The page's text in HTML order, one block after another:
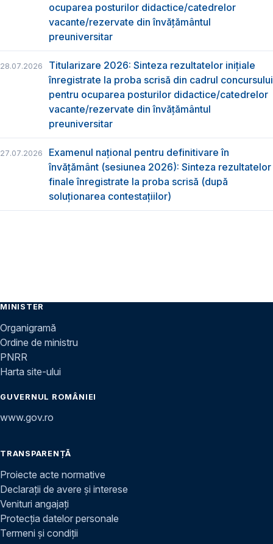
ocuparea posturilor didactice/catedrelor
vacante/rezervate din învăţământul
preuniversitar
28.07.2026
Titularizare 2026: Sinteza rezultatelor inițiale
înregistrate la proba scrisă din cadrul concursului
pentru ocuparea posturilor didactice/catedrelor
vacante/rezervate din învăţământul
preuniversitar
27.07.2026
Examenul național pentru definitivare în
învățământ (sesiunea 2026): Sinteza rezultatelor
finale înregistrate la proba scrisă (după
soluționarea contestațiilor)
MINISTER
Organigramă
Ordine de ministru
PNRR
Harta site-ului
GUVERNUL ROMÂNIEI
www.gov.ro
TRANSPARENȚĂ
Proiecte acte normative
Declarații de avere și interese
Venituri angajați
Protecția datelor personale
Termeni și condiții